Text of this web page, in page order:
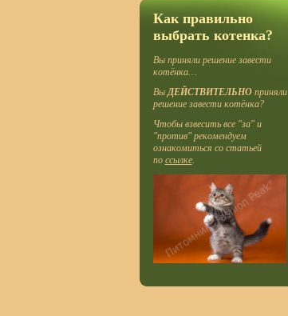
Как правильно
выбрать котенка?
Вы приняли решение завести
котёнка…
ВыДЕЙСТВИТЕЛЬНОприняли
решение завести котёнка?
Чтобы взвесить все "за" и
"против" рекомендуем
ознакомиться со статьей
по ссылке.